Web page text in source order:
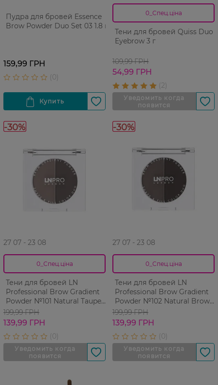
Пудра для бровей Essence
Brow Powder Duo Set 03 1.8 г
159,99 ГРН
0_Спец.ціна
Тени для бровей Quiss Duo
Eyebrow 3 г
109,99 ГРН
54,99 ГРН
-30%
27 07 - 23 08
0_Спец.ціна
Тени для бровей LN
Professional Brow Gradient
Powder №101 Natural Taupe
2,5 г
199,99 ГРН
139,99 ГРН
-30%
27 07 - 23 08
0_Спец.ціна
Тени для бровей LN
Professional Brow Gradient
Powder №102 Natural Brown
2,5 г
199,99 ГРН
139,99 ГРН